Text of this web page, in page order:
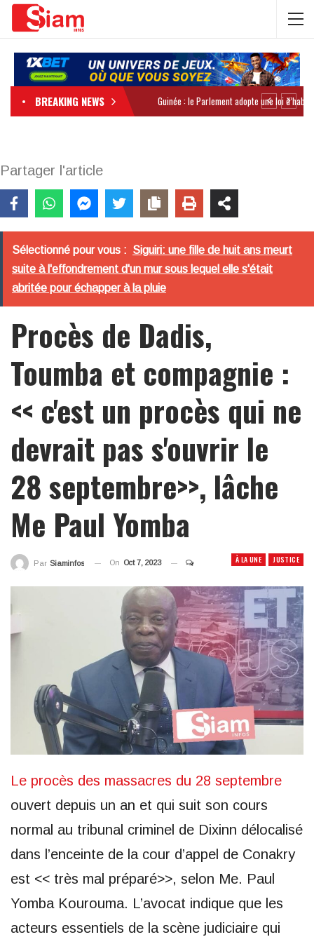
BREAKING NEWS
Partager l'article
Sélectionné pour vous : Siguiri: une fille de huit ans meurt
suite à l'effondrement d'un mur sous lequel elle s'était
abritée pour échapper à la pluie
Procès de Dadis,
Toumba et compagnie :
<< c'est un procès qui ne
devrait pas s'ouvrir le
28 septembre>>, lâche
Me Paul Yomba
À LA UNE JUSTICE
Par Siaminfos On Oct 7, 2023
Le procès des massacres du 28 septembre
ouvert depuis un an et qui suit son cours
normal au tribunal criminel de Dixinn délocalisé
dans l’enceinte de la cour d’appel de Conakry
est << très mal préparé>>, selon Me. Paul
Yomba Kourouma. L’avocat indique que les
acteurs essentiels de la scène judiciaire qui